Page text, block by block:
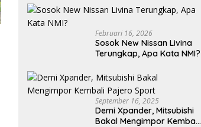
Februari 16, 2026
Sosok New Nissan Livina
Terungkap, Apa Kata NMI?
September 16, 2025
Demi Xpander, Mitsubishi
Bakal Mengimpor Kembali